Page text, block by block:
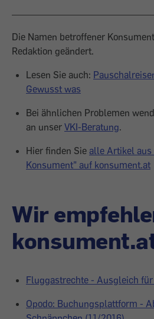
Die Namen betroffener
Redaktion geändert.
Lesen Sie auch:
Gewusst was
Bei ähnlichen Problemen
an unser VKI-Beratung.
Hier finden Sie alle Artikel
Konsument" auf konsument.at
Wir
Fluggastrechte - Ausgleich
Opodo: Buchungsplattform -